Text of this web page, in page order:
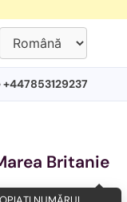
+447853129237
Britanie